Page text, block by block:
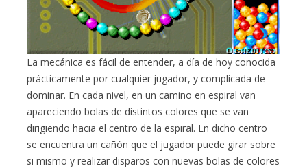
La mecánica es fácil de entender, a día de hoy conocida
prácticamente por cualquier jugador, y complicada de
dominar. En cada nivel, en un camino en espiral van
apareciendo bolas de distintos colores que se van
dirigiendo hacia el centro de la espiral. En dicho centro
se encuentra un cañón que el jugador puede girar sobre
si mismo y realizar disparos con nuevas bolas de colores